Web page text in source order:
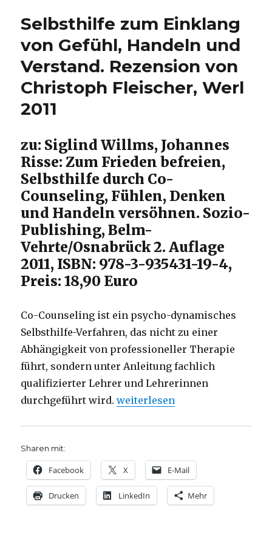
Advent.
Fleischer,
Werl
2011
Selbsthilfe zum Einklang
von Gefühl, Handeln und
Verstand. Rezension von
Christoph Fleischer, Werl
2011
zu: Siglind Willms, Johannes
Risse: Zum Frieden befreien,
Selbsthilfe durch Co-
Counseling, Fühlen, Denken
und Handeln versöhnen. Sozio-
Publishing, Belm-
Vehrte/Osnabrück 2. Auflage
2011, ISBN: 978-3-935431-19-4,
Preis: 18,90 Euro
Co-Counseling ist ein psycho-dynamisches
Selbsthilfe-Verfahren, das nicht zu einer
Abhängigkeit von professioneller Therapie
führt, sondern unter Anleitung fachlich
qualifizierter Lehrer und Lehrerinnen
durchgeführt wird.„Selbsthilfe zum Einklang von
weiterlesen
Sharen mit:
Facebook X E-Mail
Drucken LinkedIn Mehr